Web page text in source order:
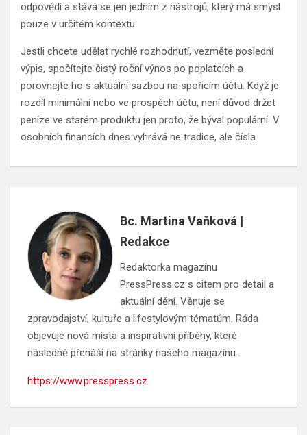
odpovědí a stává se jen jedním z nástrojů, který má smysl
pouze v určitém kontextu.
Jestli chcete udělat rychlé rozhodnutí, vezměte poslední
výpis, spočítejte čistý roční výnos po poplatcích a
porovnejte ho s aktuální sazbou na spořicím účtu. Když je
rozdíl minimální nebo ve prospěch účtu, není důvod držet
peníze ve starém produktu jen proto, že býval populární. V
osobních financích dnes vyhrává ne tradice, ale čísla.
Bc. Martina Vaňková |
Redakce
Redaktorka magazínu
PressPress.cz s citem pro detail a
aktuální dění. Věnuje se
zpravodajství, kultuře a lifestylovým tématům. Ráda
objevuje nová místa a inspirativní příběhy, které
následně přenáší na stránky našeho magazínu.
https://www.presspress.cz